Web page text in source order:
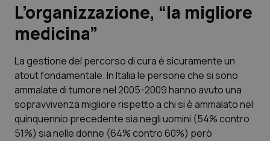
Governo e Parlamento
Regioni e Asl
Lavoro e Professioni
Scienza e Farmaci
Studi e Analisi
L’organizzazione, “la migliore
medicina”
La gestione del percorso di cura è sicuramente un
atout fondamentale. In Italia le persone che si sono
ammalate di tumore nel 2005-2009 hanno avuto una
sopravvivenza migliore rispetto a chi si è ammalato nel
quinquennio precedente sia negli uomini (54% contro
51%) sia nelle donne (64% contro 60%) però